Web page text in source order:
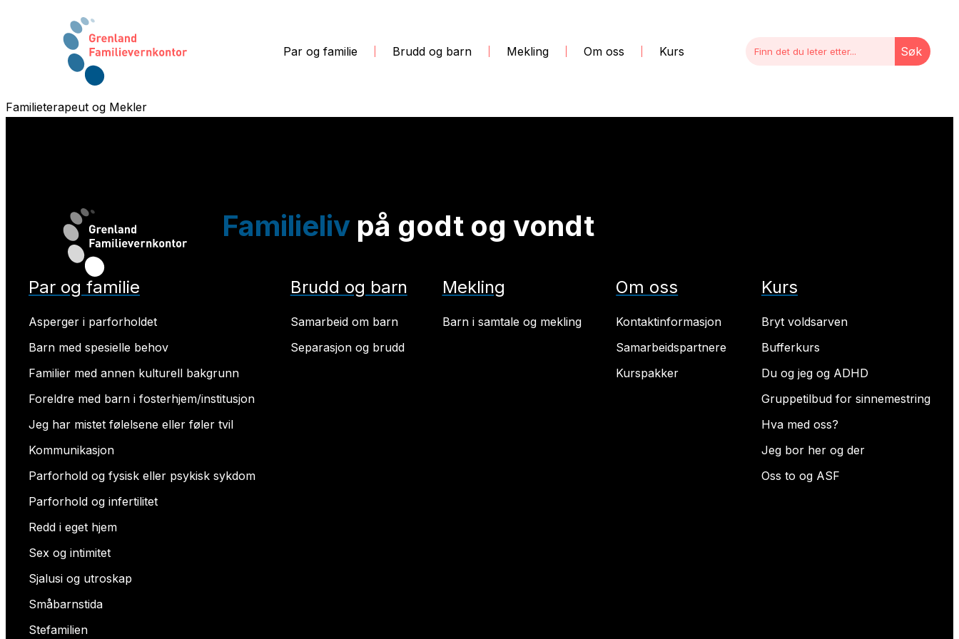
Par og familie Brudd og barn Mekling Om oss Kurs Søk
Familieterapeut og Mekler
Familieliv på godt og vondt
Par og familie
Asperger i parforholdet
Barn med spesielle behov
Familier med annen kulturell bakgrunn
Foreldre med barn i fosterhjem/institusjon
Jeg har mistet følelsene eller føler tvil
Kommunikasjon
Parforhold og fysisk eller psykisk sykdom
Parforhold og infertilitet
Redd i eget hjem
Sex og intimitet
Sjalusi og utroskap
Småbarnstida
Stefamilien
Brudd og barn
Samarbeid om barn
Separasjon og brudd
Mekling
Barn i samtale og mekling
Om oss
Kontaktinformasjon
Samarbeidspartnere
Kurspakker
Kurs
Bryt voldsarven
Bufferkurs
Du og jeg og ADHD
Gruppetilbud for sinnemestring
Hva med oss?
Jeg bor her og der
Oss to og ASF